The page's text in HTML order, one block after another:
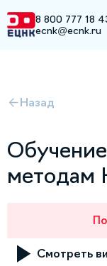
8 800 777 18
ecnk@ecnk.ru
Назад
методам
Смотреть